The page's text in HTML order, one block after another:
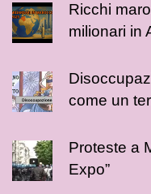
Ricchi
milionari in
come un
Proteste a
Expo”